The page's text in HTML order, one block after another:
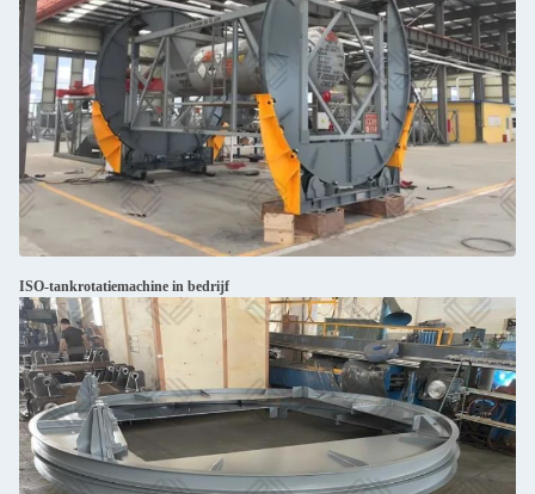
ISO-tankrotatiemachine in bedrijf